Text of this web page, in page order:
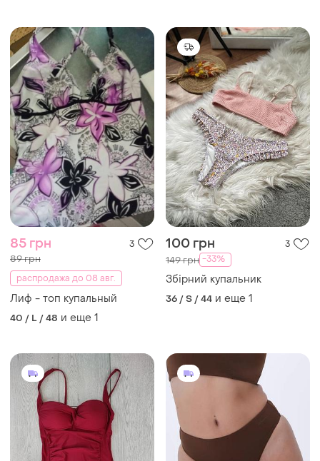
85 грн 3
89 грн
распродажа до 08 авг.
Лиф - топ купальный
40 / L / 48 и еще 1
100 грн 3
149 грн -33%
Збірний купальник
36 / S / 44 и еще 1